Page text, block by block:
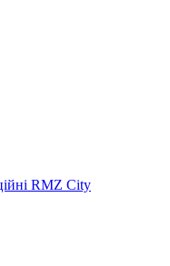
RMZ City